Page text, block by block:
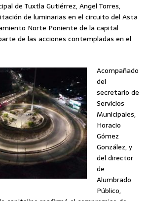
de Tuxtla Gutiérrez, Angel Torres,
de luminarias en el circuito del Asta
Norte Poniente de la capital
de las acciones contempladas en el
Acompañado
del
secretario de
Servicios
Municipales,
Horacio
Gómez
González, y
del director
de
Alumbrado
Público,